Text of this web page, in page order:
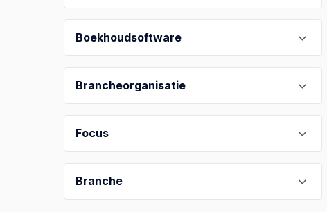
Boekhoudsoftware
Brancheorganisatie
Focus
Branche